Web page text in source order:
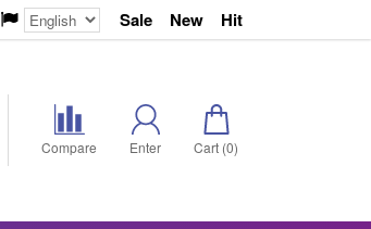
Sale New Hit
Compare Enter Cart (0)